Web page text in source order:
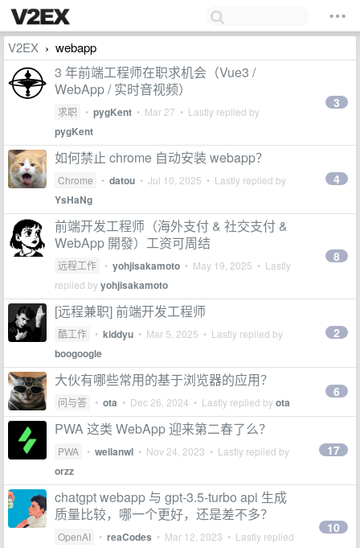
V2EX › webapp
3 年前端工程师在职求机会（Vue3 /
WebApp / 实时音视频）
求职 • pygKent • Mar 27 • Lastly replied by
pygKent
3
如何禁止 chrome 自动安装 webapp？
Chrome • datou • Jul 10, 2025 • Lastly replied by
YsHaNg
4
前端开发工程师（海外支付 & 社交支付 &
WebApp 開發）工资可周结
远程工作 • yohjisakamoto • May 19, 2025 • Lastly
replied byyohjisakamoto
8
[远程兼职] 前端开发工程师
酷工作 • kiddyu • Mar 5, 2025 • Lastly replied by
boogoogle
2
大伙有哪些常用的基于浏览器的应用？
问与答 • ota • Dec 26, 2024 • Lastly replied byota
6
PWA 这类 WebApp 迎来第二春了么？
PWA • weilanwl • Nov 24, 2023 • Lastly replied by
orzz
17
chatgpt webapp 与 gpt-3.5-turbo api 生成
质量比较，哪一个更好，还是差不多？
OpenAI • reaCodes • Mar 12, 2023 • Lastly replied
10